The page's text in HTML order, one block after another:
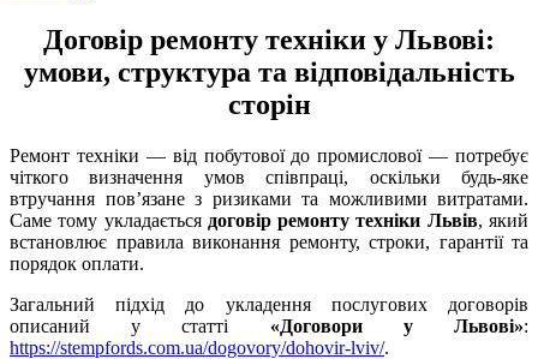
Договір ремонту техніки у Львові:
умови, структура та відповідальність
сторін
Ремонт техніки — від побутової до промислової — потребує
чіткого визначення умов співпраці, оскільки будь-яке
втручання пов’язане з ризиками та можливими витратами.
Саме тому укладається договір ремонту техніки Львів, який
встановлює правила виконання ремонту, строки, гарантії та
порядок оплати.
Загальний підхід до укладення послугових договорів
описаний у статті «Договори у Львові»:
https://stempfords.com.ua/dogovory/dohovir-lviv/.